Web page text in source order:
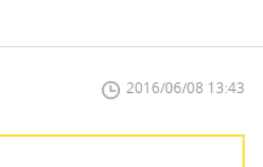
2016/06/08 13:43